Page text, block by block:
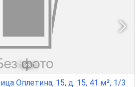
1 из 1
Оплетина, 15, д. 15, 41 м², 1/3